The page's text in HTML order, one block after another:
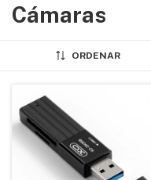
Cámaras
ORDENAR